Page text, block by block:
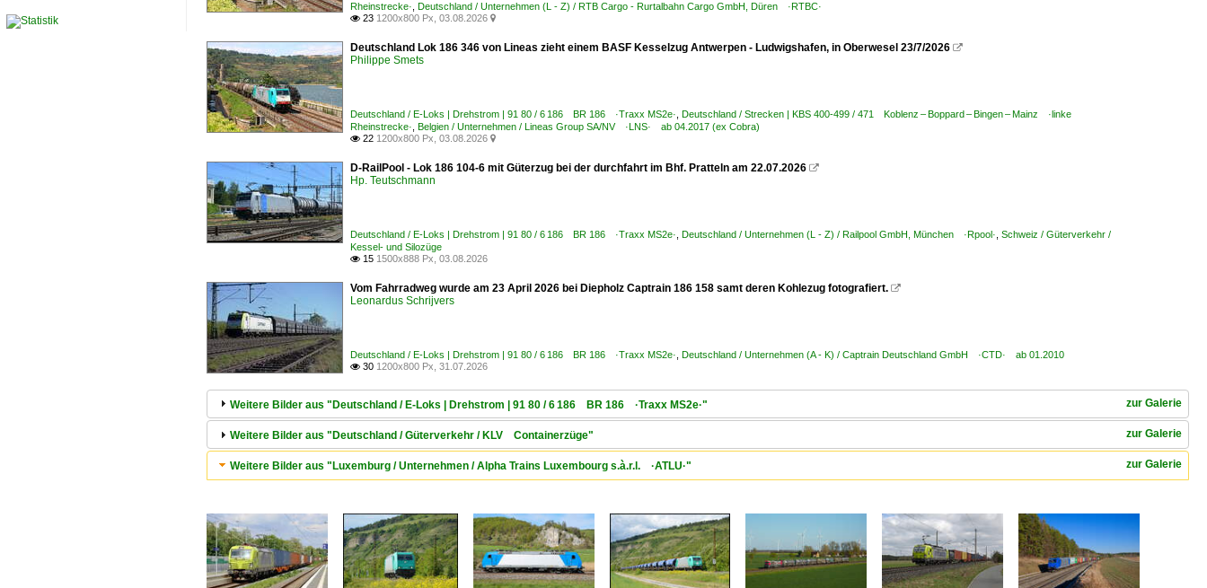
Rheinstrecke· Deutschland / Unternehmen (L - Z) / RTB Cargo - Rurtalbahn Cargo GmbH, Düren ·RTBC·
 23 1200x800 Px, 03.08.2026 
Deutschland Lok 186 346 von Lineas zieht einem BASF Kesselzug Antwerpen - Ludwigshafen, in Oberwesel 23/7/2026 
Philippe Smets
Deutschland / E-Loks | Drehstrom | 91 80 / 6 186 BR 186 ·Traxx MS2e· Deutschland / Strecken | KBS 400-499 / 471 Koblenz – Boppard – Bingen – Mainz ·linke
Rheinstrecke· Belgien / Unternehmen / Lineas Group SA/NV ·LNS· ab 04.2017 (ex Cobra)
 22 1200x800 Px, 03.08.2026 
D-RailPool - Lok 186 104-6 mit Güterzug bei der durchfahrt im Bhf. Pratteln am 22.07.2026 
Hp. Teutschmann
Deutschland / E-Loks | Drehstrom | 91 80 / 6 186 BR 186 ·Traxx MS2e· Deutschland / Unternehmen (L - Z) / Railpool GmbH, München ·Rpool· Schweiz / Güterverkehr /
Kessel- und Silozüge
 15 1500x888 Px, 03.08.2026
Vom Fahrradweg wurde am 23 April 2026 bei Diepholz Captrain 186 158 samt deren Kohlezug fotografiert. 
Leonardus Schrijvers
Deutschland / E-Loks | Drehstrom | 91 80 / 6 186 BR 186 ·Traxx MS2e· Deutschland / Unternehmen (A - K) / Captrain Deutschland GmbH ·CTD· ab 01.2010
 30 1200x800 Px, 31.07.2026
zur Galerie
Weitere Bilder aus "Deutschland / E-Loks | Drehstrom | 91 80 / 6 186 BR 186 ·Traxx MS2e·"
zur Galerie
Weitere Bilder aus "Deutschland / Güterverkehr / KLV Containerzüge"
zur Galerie
Weitere Bilder aus "Luxemburg / Unternehmen / Alpha Trains Luxembourg s.à.r.l. ·ATLU·"